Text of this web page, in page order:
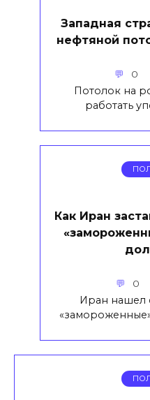
Западная
нефтяной
0
Потолок на
работать
Как Иран
0
Иран нашел